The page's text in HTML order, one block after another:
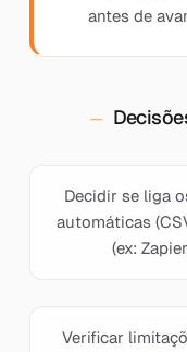
antes de
Decidir se liga
automáticas
(ex:
Verificar